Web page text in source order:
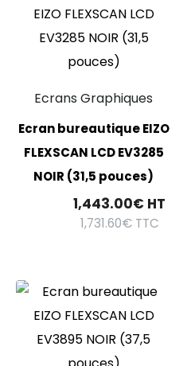
Ecrans Graphiques
Ecran bureautique EIZO
FLEXSCAN LCD EV3285
NOIR (31,5 pouces)
1,443.00€ HT
1,731.60€TTC